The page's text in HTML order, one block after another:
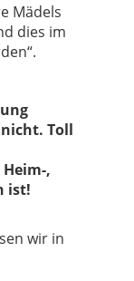
Mädels
dies im
Toll
,
ist!
wir in